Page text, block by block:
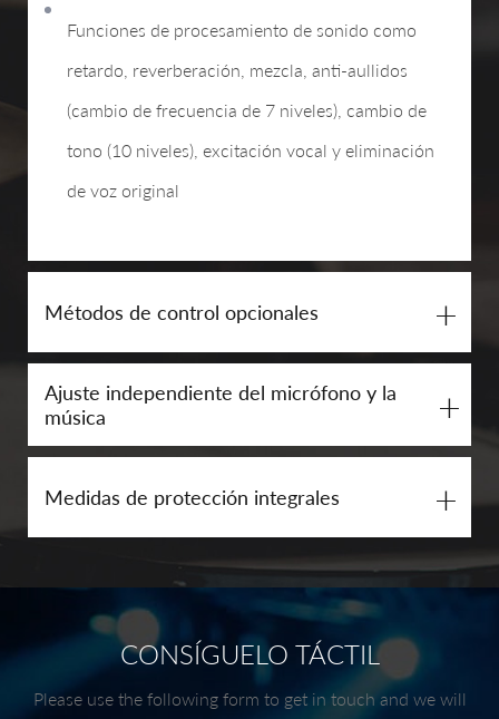
Funciones de procesamiento de sonido como
retardo, reverberación, mezcla, anti-aullidos
(cambio de frecuencia de 7 niveles), cambio de
tono (10 niveles), excitación vocal y eliminación
de voz original
Métodos de control opcionales +
Ajuste independiente del micrófono y la
música
+
Medidas de protección integrales +
CONSÍGUELO TÁCTIL
Please use the following form to get in touch and we will